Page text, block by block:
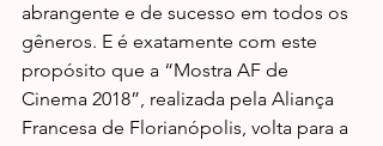
abrangente e de sucesso em todos os
gêneros. E é exatamente com este
propósito que a “Mostra AF de
Cinema 2018”, realizada pela Aliança
Francesa de Florianópolis, volta para a